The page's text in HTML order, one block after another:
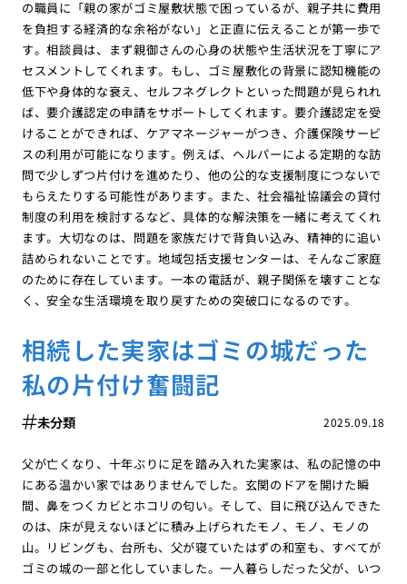
の職員に「親の家がゴミ屋敷状態で困っているが、親子共に費用
を負担する経済的な余裕がない」と正直に伝えることが第一歩で
す。相談員は、まず親御さんの心身の状態や生活状況を丁寧にア
セスメントしてくれます。もし、ゴミ屋敷化の背景に認知機能の
低下や身体的な衰え、セルフネグレクトといった問題が見られれ
ば、要介護認定の申請をサポートしてくれます。要介護認定を受
けることができれば、ケアマネージャーがつき、介護保険サービ
スの利用が可能になります。例えば、ヘルパーによる定期的な訪
問で少しずつ片付けを進めたり、他の公的な支援制度につないで
もらえたりする可能性があります。また、社会福祉協議会の貸付
制度の利用を検討するなど、具体的な解決策を一緒に考えてくれ
ます。大切なのは、問題を家族だけで背負い込み、精神的に追い
詰められないことです。地域包括支援センターは、そんなご家庭
のために存在しています。一本の電話が、親子関係を壊すことな
く、安全な生活環境を取り戻すための突破口になるのです。
相続した実家はゴミの城だった
私の片付け奮闘記
2025.09.18
未分類
父が亡くなり、十年ぶりに足を踏み入れた実家は、私の記憶の中
にある温かい家ではありませんでした。玄関のドアを開けた瞬
間、鼻をつくカビとホコリの匂い。そして、目に飛び込んできた
のは、床が見えないほどに積み上げられたモノ、モノ、モノの
山。リビングも、台所も、父が寝ていたはずの和室も、すべてが
ゴミの城の一部と化していました。一人暮らしだった父が、いつ